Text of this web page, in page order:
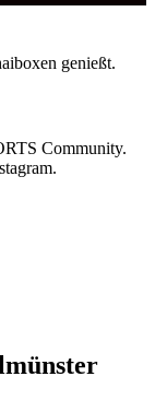
genießt.
Community.